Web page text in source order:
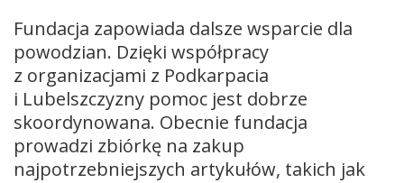
Fundacja zapowiada dalsze wsparcie dla
powodzian. Dzięki współpracy
z organizacjami z Podkarpacia
i Lubelszczyzny pomoc jest dobrze
skoordynowana. Obecnie fundacja
prowadzi zbiórkę na zakup
najpotrzebniejszych artykułów, takich jak